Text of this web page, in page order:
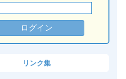
リンク集